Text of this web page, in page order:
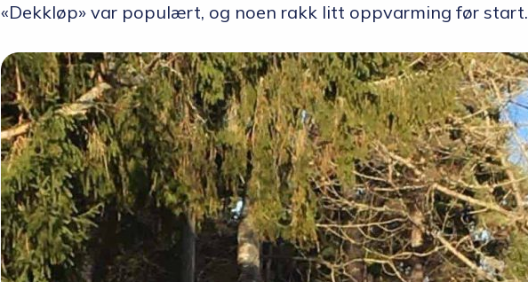
«Dekkløp» var populært, og noen rakk litt oppvarming før start.